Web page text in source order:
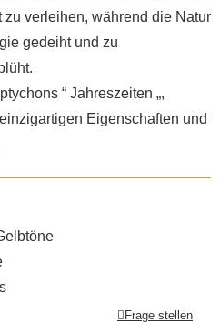
verleihen, während die Natur
gedeiht und zu
“ Jahreszeiten „,
Eigenschaften und
Frage stellen